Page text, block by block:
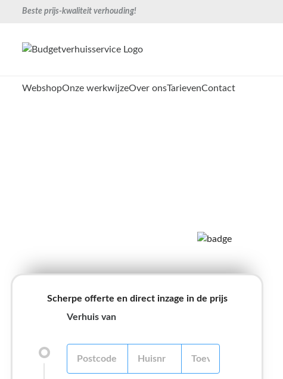
Beste prijs-kwaliteit verhouding!
WebshopOnze werkwijzeOver onsTarievenContact
Scherpe offerte en direct inzage in de prijs
Verhuis van